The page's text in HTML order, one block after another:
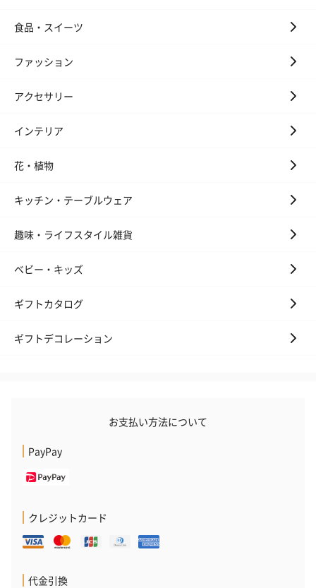
（ブルー）（748円）
【Thank you
ハンドタオル・ハンカチを同梱してお届けいたします。ギフトへ
キャンドル・お香
キャンドル・お香を同梱してお届けいたします。
食品・スイーツ
ファッション
アクセサリー
インテリア
花・植物
キッチン・テーブルウェア
趣味・ライフスタイル雑貨
ベビー・キッズ
ギフトカタログ
ギフトデコレーション
お支払い方法について
PayPay
クレジットカード
代金引換